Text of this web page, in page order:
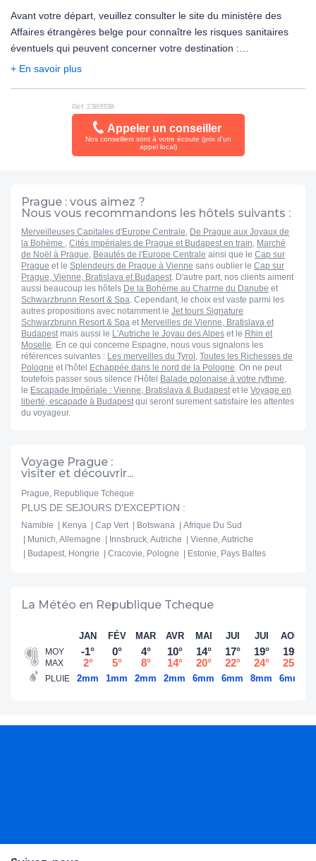
ne peuvent être considérés comme étant à l'abri du risque
terroriste.
PRÉCISION DESCRIPTIF
Les photos utilisées pour présenter les hôtels et la destination le
sont à titre indicatif et non-contractuel. Concernant votre
logement, l'hôtel offre différentes configurations et décorations.
La chambre allouée lors de votre arrivée pourra être ainsi
différente de celle figurant en photo sur le présent descriptif.
Votre séjour est assuré par le tour opérateur suivant :
Avant votre départ, veuillez consulter le site du ministère des
Affaires étrangères belge pour connaître les risques sanitaires
éventuels qui peuvent concerner votre destination :
https://diplomatie.belgium.be/fr/Services/voyager_a_letranger/
+ En savoir plus
Réf. 2389338
Appeler un conseiller
Nos conseillers sont à votre écoute (prix d'un
appel local)
Prague : vous aimez ?
Nous vous recommandons les hôtels suivants :
Merveilleuses Capitales d'Europe Centrale, De Prague aux Joyaux de
la Bohème , Cités impériales de Prague et Budapest en train, Marché
de Noël à Prague, Beautés de l'Europe Centrale ainsi que le Cap sur
Prague et le Splendeurs de Prague à Vienne sans oublier le Cap sur
Prague, Vienne, Bratislava et Budapest. D'autre part, nos clients aiment
aussi beaucoup les hôtels De la Bohème au Charme du Danube et
Schwarzbrunn Resort & Spa. Cependant, le choix est vaste parmi les
autres propositions avec notamment le Jet tours Signature
Schwarzbrunn Resort & Spa et Merveilles de Vienne, Bratislava et
Budapestmais aussi le L'Autriche le Joyau des Alpes et le Rhin et
Moselle. En ce qui concerne Espagne, nous vous signalons les
références suivantes : Les merveilles du Tyrol , Toutes les Richesses de
Pologne et l'hôtel Echappée dans le nord de la Pologne. On ne peut
toutefois passer sous silence l'Hôtel
Balade polonaise à votre rythme,
le Escapade Impériale : Vienne, Bratislava & Budapestet le Voyage en
liberté, escapade à Budapestqui seront surement satisfaire les attentes
du voyageur.
Voyage Prague :
visiter et découvrir...
Prague, Republique Tcheque
PLUS DE SEJOURS D'EXCEPTION :
Namibie Kenya Cap Vert Botswana
Afrique Du Sud
Munich, Allemagne
Innsbruck, Autriche
Vienne, Autriche
Budapest, Hongrie
Cracovie, Pologne Estonie, Pays Baltes
La Météo en Republique Tcheque
MOY
MAX
PLUIE
JAN
-1°
2°
2mm
FÉV
0°
5°
1mm
MAR
4°
8°
2mm
AVR
10°
14°
2mm
MAI
14°
20°
6mm
JUI
17°
22°
6mm
JUI
19°
24°
8mm
AOÛ
19°
25°
6mm